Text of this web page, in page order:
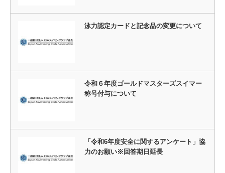
泳力認定カードと記念品の変更について
令和６年度ゴールドマスターズスイマー
称号付与について
「令和6年度安全に関するアンケート」協
力のお願い※回答期日延長